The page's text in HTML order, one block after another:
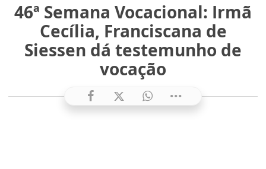
46ª Semana Vocacional: Irmã
Cecília, Franciscana de
Siessen dá testemunho de
vocação